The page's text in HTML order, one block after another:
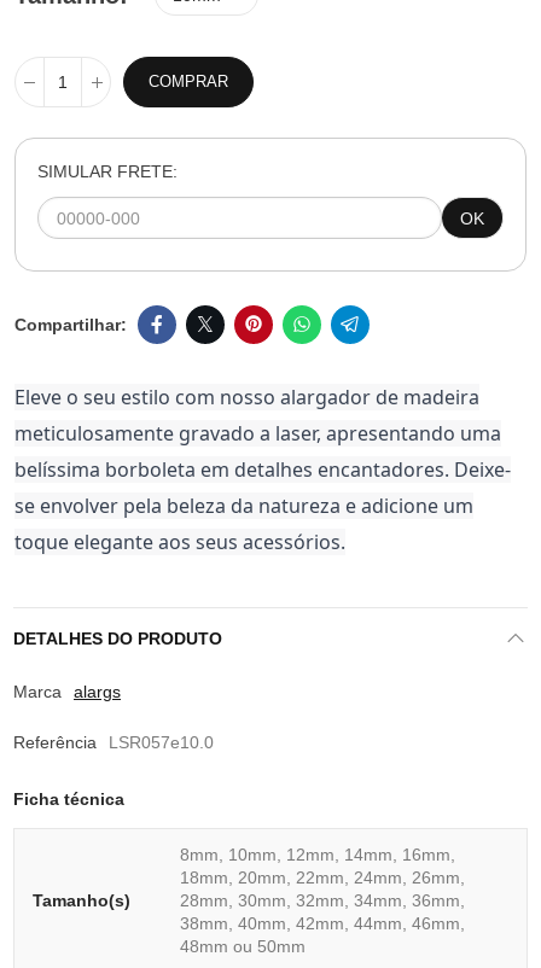
COMPRAR
SIMULAR FRETE:
OK
Eleve o seu estilo com nosso alargador de madeira
meticulosamente gravado a laser, apresentando uma
belíssima borboleta em detalhes encantadores. Deixe-
se envolver pela beleza da natureza e adicione um
toque elegante aos seus acessórios.
DETALHES DO PRODUTO
Marca alargs
Referência LSR057e10.0
Ficha técnica
Tamanho(s)
8mm, 10mm, 12mm, 14mm, 16mm,
18mm, 20mm, 22mm, 24mm, 26mm,
28mm, 30mm, 32mm, 34mm, 36mm,
38mm, 40mm, 42mm, 44mm, 46mm,
48mm ou 50mm